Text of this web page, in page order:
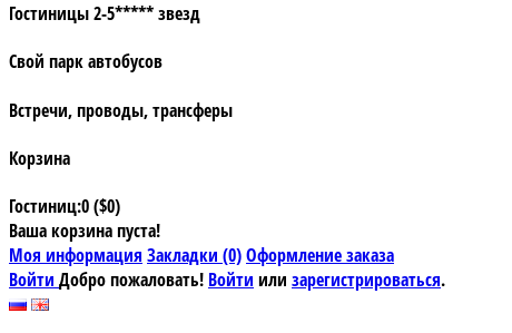
Гостиницы 2-5***** звезд
Свой парк автобусов
Встречи, проводы, трансферы
Корзина
Гостиниц:0 ($0)
Ваша корзина пуста!
Моя информация Закладки (0)Оформление заказа
Войти Добро пожаловать! Войти или зарегистрироваться.